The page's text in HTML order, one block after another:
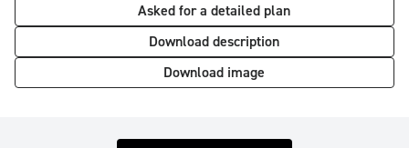
Asked for a detailed plan
Download description
Download image